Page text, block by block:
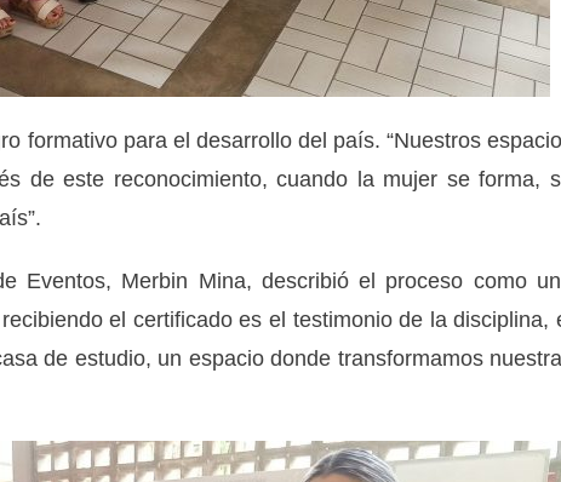
formativo para el desarrollo del país. “Nuestros
de este reconocimiento, cuando la mujer se forma,
Eventos, Merbin Mina, describió el proceso como
el certificado es el testimonio de la disciplina,
de estudio, un espacio donde transformamos